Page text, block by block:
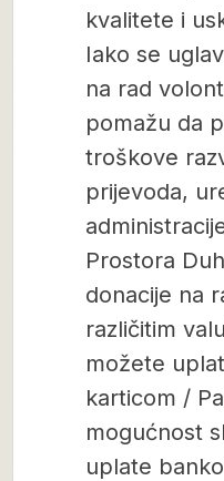
kvalitete i
Iako se
na rad
pomažu da
troškove
prijevoda,
Prostora
donacije na
različitim
možete
karticom /
mogućnost
uplate